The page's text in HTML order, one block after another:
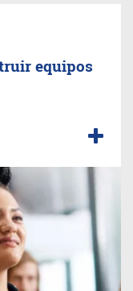
equipos